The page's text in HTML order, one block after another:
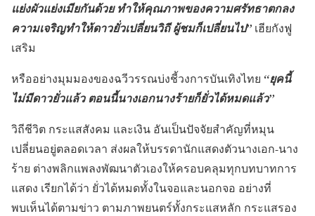
แย่งผัวแย่งเมียกันด้วย ทำให้คุณภาพของความศรัทธาตกลง
ความเจริญทำให้ดาวยั่วเปลี่ยนวิถี ผู้ชมก็เปลี่ยนไป”เฮียกังฟู
เสริม
หรืออย่างมุมมองของฉวีวรรณบ่งชี้วงการบันเทิงไทย “ยุคนี้
ไม่มีดาวยั่วแล้ว ตอนนี้นางเอกนางร้ายก็ยั่วได้หมดแล้ว”
วิถีชีวิต กระแสสังคม และเงิน อันเป็นปัจจัยสำคัญที่หมุน
เปลี่ยนอยู่ตลอดเวลา ส่งผลให้บรรดานักแสดงตัวนางเอก-นาง
ร้าย ต่างพลิกแพลงพัฒนาตัวเองให้ครอบคลุมทุกบทบาทการ
แสดง เรียกได้ว่า ยั่วได้หมดทั้งในจอและนอกจอ อย่างที่
พบเห็นได้ตามข่าว ตามภาพยนตร์ทั้งกระแสหลัก กระแสรอง